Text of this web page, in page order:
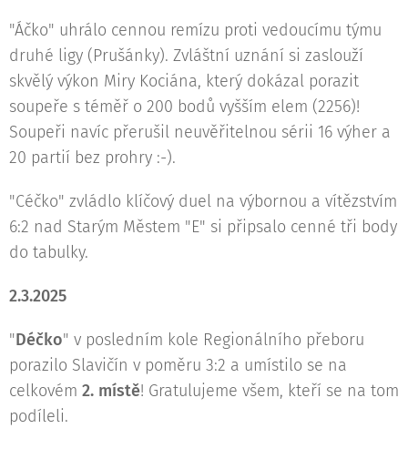
"Áčko" uhrálo cennou remízu proti vedoucímu týmu
druhé ligy (Prušánky). Zvláštní uznání si zaslouží
skvělý výkon Miry Kociána, který dokázal porazit
soupeře s téměř o 200 bodů vyšším elem (2256)!
Soupeři navíc přerušil neuvěřitelnou sérii 16 výher a
20 partií bez prohry :-).
"Céčko" zvládlo klíčový duel na výbornou a vítězstvím
6:2 nad Starým Městem "E" si připsalo cenné tři body
do tabulky.
2.3.2025
"Déčko" v posledním kole Regionálního přeboru
porazilo Slavičín v poměru 3:2 a umístilo se na
celkovém 2. místě! Gratulujeme všem, kteří se na tom
podíleli.